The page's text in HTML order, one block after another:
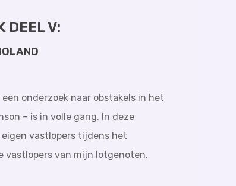
DEEL V:
onderzoek naar obstakels in het
– is in volle gang. In deze
vastlopers tijdens het
vastlopers van mijn lotgenoten.